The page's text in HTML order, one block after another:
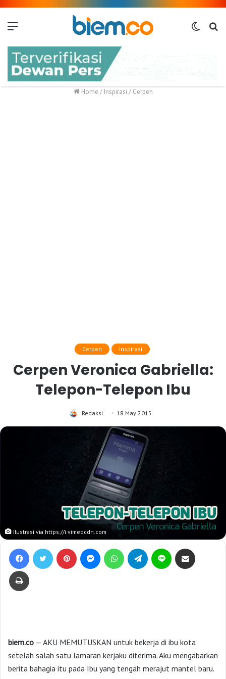
Switch
Home / Inspirasi / Cerpen
Cerpen Inspirasi
Cerpen Veronica Gabriella:
Telepon-Telepon Ibu
Redaksi 18 May 2015
Ilustrasi via https://i.vimeocdn.com
biem.co — AKU MEMUTUSKAN untuk bekerja di ibu kota
setelah salah satu lamaran kerjaku diterima. Aku mengabarkan
berita bahagia itu pada Ibu yang tengah merajut mantel baru.